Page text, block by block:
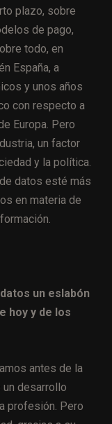
plazo, sobre
de pago,
todo, en
España, a
y unos años
con respecto a
Europa. Pero
un factor
y la política.
datos esté más
en materia de
un eslabón
hoy y de los
antes de la
desarrollo
profesión. Pero